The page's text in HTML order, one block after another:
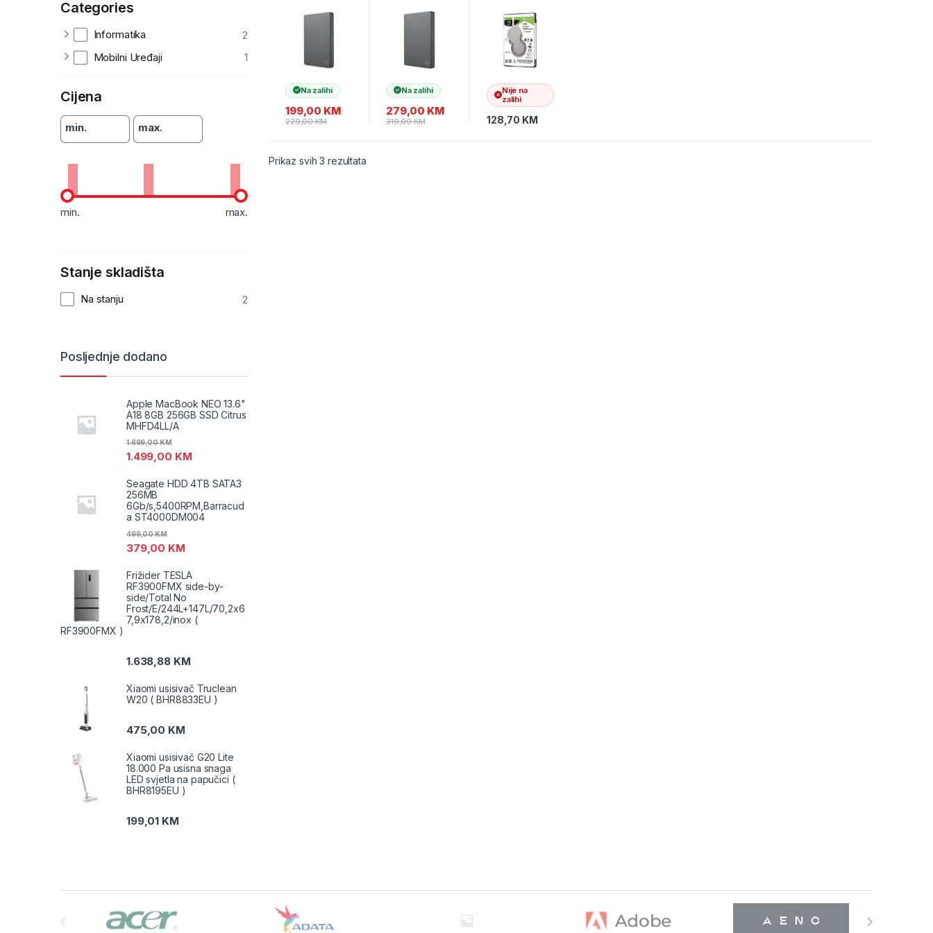
000400
Na zalihi
199,00 KM
229,00KM
000400
Na zalihi
279,00 KM
319,00KM
ST1000LM048
Notebook
Nije na
zalihi
128,70 KM
Prikaz svih 3 rezultata
Categories
Informatika
2
Mobilni Uređaji
1
Cijena
min. max.
min. max.
Stanje skladišta
Na stanju 2
Posljednje dodano
Apple MacBook NEO 13.6"
A18 8GB 256GB SSD Citrus
MHFD4LL/A
1.499,00 KM
1.699,00KM
Seagate HDD 4TB SATA3
256MB
6Gb/s,5400RPM,Barracud
a ST4000DM004
379,00 KM
499,00KM
Frižider TESLA
RF3900FMX side-by-
side/Total No
Frost/E/244L+147L/70,2x6
7,9x178,2/inox (
RF3900FMX )
1.638,88 KM
Xiaomi usisivač Truclean
W20 ( BHR8833EU )
475,00 KM
Xiaomi usisivač G20 Lite
18.000 Pa usisna snaga
LED svjetla na papučici (
BHR8195EU )
199,01 KM